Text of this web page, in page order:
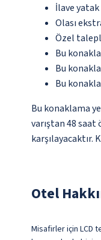
İlave
Olası
Özel
Bu
Bu
Bu
Bu konaklama
varıştan 48
Otel
Misafirler için LCD